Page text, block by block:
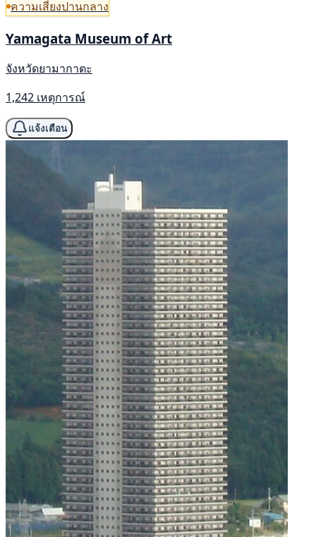
ความเสี่ยงปานกลาง
Yamagata Museum of Art
จังหวัดยามากาตะ
1,242 เหตุการณ์
แจ้งเตือน